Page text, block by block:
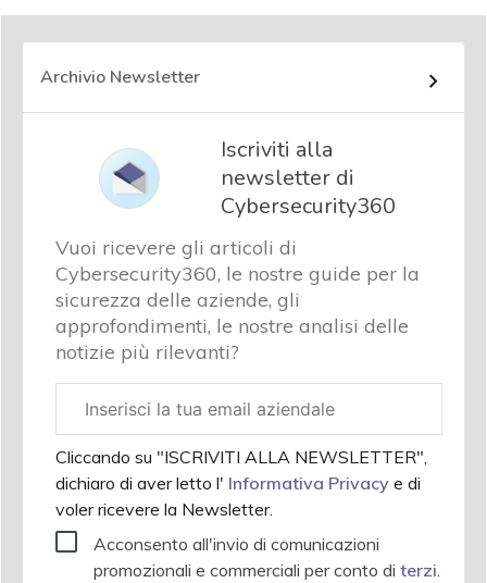
Archivio Newsletter
Iscriviti alla
newsletter di
Cybersecurity360
Vuoi ricevere gli articoli di
Cybersecurity360, le nostre guide per la
sicurezza delle aziende, gli
approfondimenti, le nostre analisi delle
notizie più rilevanti?
aziendale
Cliccando su "ISCRIVITI ALLA NEWSLETTER",
dichiaro di aver letto l' Informativa Privacy e di
voler ricevere la Newsletter.
Acconsento all'invio di comunicazioni
promozionali e commerciali per conto di terzi.